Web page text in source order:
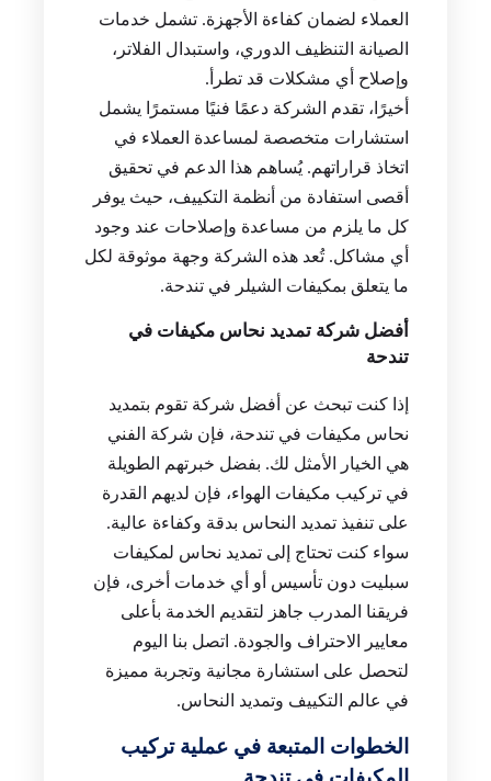
العملاء لضمان كفاءة الأجهزة. تشمل خدمات
الصيانة التنظيف الدوري، واستبدال الفلاتر،
وإصلاح أي مشكلات قد تطرأ.
أخيرًا، تقدم الشركة دعمًا فنيًا مستمرًا يشمل
استشارات متخصصة لمساعدة العملاء في
اتخاذ قراراتهم. يُساهم هذا الدعم في تحقيق
أقصى استفادة من أنظمة التكييف، حيث يوفر
كل ما يلزم من مساعدة وإصلاحات عند وجود
أي مشاكل. تُعد هذه الشركة وجهة موثوقة لكل
ما يتعلق بمكيفات الشيلر في تندحة.
أفضل شركة تمديد نحاس مكيفات في
تندحة
إذا كنت تبحث عن أفضل شركة تقوم بتمديد
نحاس مكيفات في تندحة، فإن شركة الفني
هي الخيار الأمثل لك. بفضل خبرتهم الطويلة
في تركيب مكيفات الهواء، فإن لديهم القدرة
على تنفيذ تمديد النحاس بدقة وكفاءة عالية.
سواء كنت تحتاج إلى تمديد نحاس لمكيفات
سبليت دون تأسيس أو أي خدمات أخرى، فإن
فريقنا المدرب جاهز لتقديم الخدمة بأعلى
معايير الاحتراف والجودة. اتصل بنا اليوم
لتحصل على استشارة مجانية وتجربة مميزة
في عالم التكييف وتمديد النحاس.
الخطوات المتبعة في عملية تركيب